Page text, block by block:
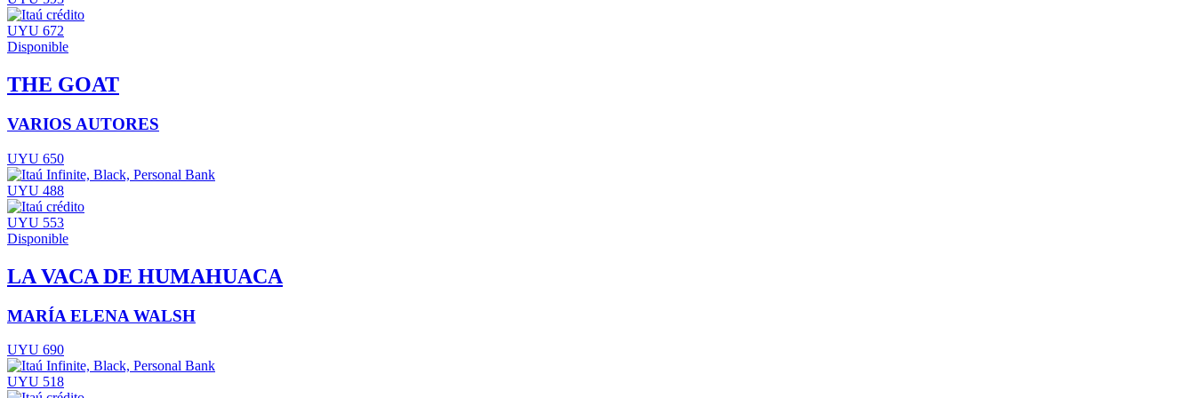
UYU 672
Disponible
THE GOAT
VARIOS AUTORES
UYU 650
UYU 488
UYU 553
Disponible
LA VACA DE HUMAHUACA
MARÍA ELENA WALSH
UYU 690
UYU 518